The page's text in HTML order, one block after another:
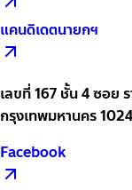
แคนดิเดตนายกฯ
เลขที่ 167 ชั้น 4 ซอย
กรุงเทพมหานคร
Facebook